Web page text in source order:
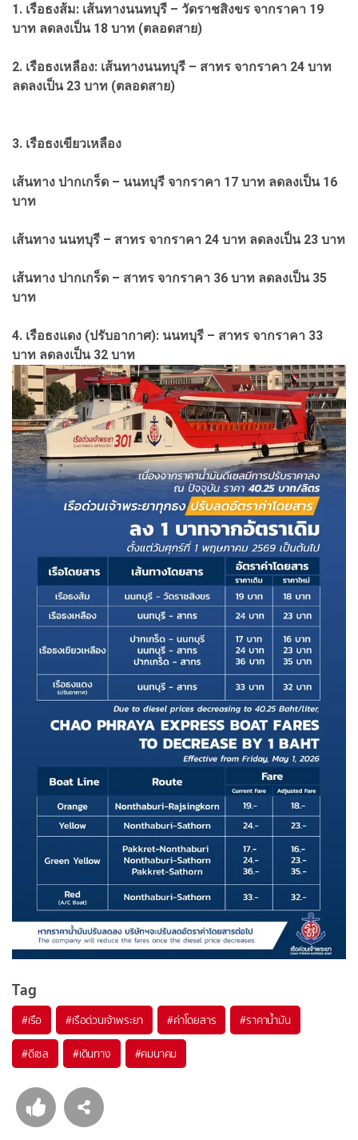
1. เรือธงส้ม: เส้นทางนนทบุรี – วัดราชสิงขร จากราคา 19
บาท ลดลงเป็น 18 บาท (ตลอดสาย)
2. เรือธงเหลือง: เส้นทางนนทบุรี – สาทร จากราคา 24 บาท
ลดลงเป็น 23 บาท (ตลอดสาย)
3. เรือธงเขียวเหลือง
เส้นทาง ปากเกร็ด – นนทบุรี จากราคา 17 บาท ลดลงเป็น 16
บาท
เส้นทาง นนทบุรี – สาทร จากราคา 24 บาท ลดลงเป็น 23 บาท
เส้นทาง ปากเกร็ด – สาทร จากราคา 36 บาท ลดลงเป็น 35
บาท
4. เรือธงแดง (ปรับอากาศ): นนทบุรี – สาทร จากราคา 33
บาท ลดลงเป็น 32 บาท
Tag
#เรือ #เรือด่วนเจ้าพระยา #ค่าโดยสาร #ราคาน้ำมัน
#ดีเซล #เดินทาง #คมนาคม